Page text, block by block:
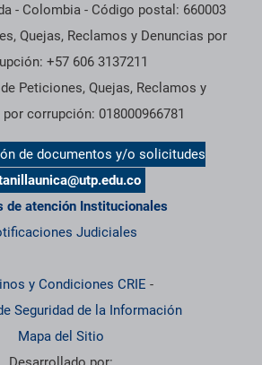
- Colombia - Código postal: 660003
Quejas, Reclamos y Denuncias por
+57 606 3137211
Peticiones, Quejas, Reclamos y
corrupción: 018000966781
de documentos y/o solicitudes
de atención Institucionales
Judiciales
y Condiciones CRIE -
Seguridad de la Información
Mapa del Sitio